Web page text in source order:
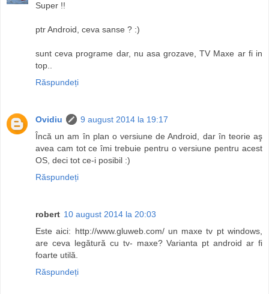
Super !!
ptr Android, ceva sanse ? :)
sunt ceva programe dar, nu asa grozave, TV Maxe ar fi in
top..
Răspundeți
Ovidiu
9 august 2014 la 19:17
Încă un am în plan o versiune de Android, dar în teorie aş
avea cam tot ce îmi trebuie pentru o versiune pentru acest
OS, deci tot ce-i posibil :)
Răspundeți
robert 10 august 2014 la 20:03
Este aici: http://www.gluweb.com/ un maxe tv pt windows,
are ceva legătură cu tv- maxe? Varianta pt android ar fi
foarte utilă.
Răspundeți